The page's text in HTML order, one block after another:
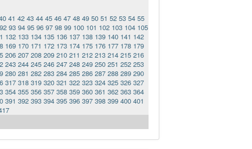
41 42 43 44 45 46 47 48 49 50 51 52 53 54 55
92 93 94 95 96 97 98 99 100 101 102 103 104 105
132 133 134 135 136 137 138 139 140 141 142
169 170 171 172 173 174 175 176 177 178 179
206 207 208 209 210 211 212 213 214 215 216
243 244 245 246 247 248 249 250 251 252 253
280 281 282 283 284 285 286 287 288 289 290
317 318 319 320 321 322 323 324 325 326 327
354 355 356 357 358 359 360 361 362 363 364
391 392 393 394 395 396 397 398 399 400 401